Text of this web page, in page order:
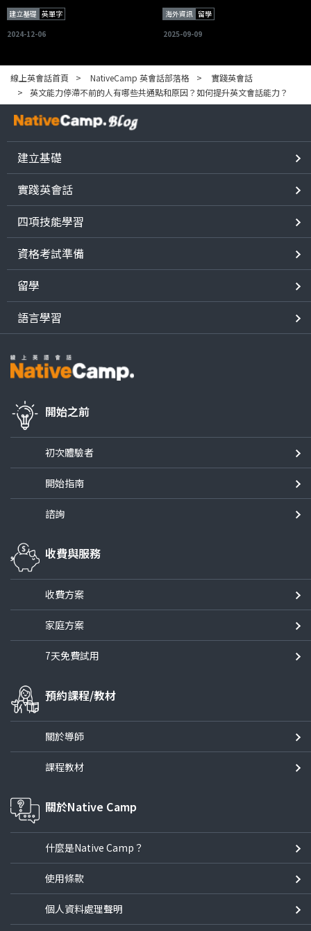
建立基礎 英單字
2024-12-06
海外資訊 留學
2025-09-09
線上英會話首頁 NativeCamp 英會話部落格
實踐英會話
英文能力停滯不前的人有哪些共通點和原因？如何提升英文會話能力？
建立基礎
實踐英會話
四項技能學習
資格考試準備
留學
語言學習
開始之前
初次體驗者
開始指南
諮詢
收費與服務
收費方案
家庭方案
7天免費試用
預約課程/教材
關於導師
課程教材
關於Native Camp
什麼是Native Camp？
使用條款
個人資料處理聲明